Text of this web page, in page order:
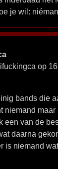
je wil:
op
bands die
niemand
een van de
daarna
is niemand